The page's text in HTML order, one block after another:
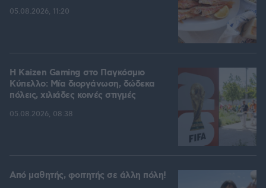
05.08.2026, 11:20
H Kaizen Gaming στο Παγκόσμιο
Kύπελλο: Μία διοργάνωση, δώδεκα
πόλεις, χιλιάδες κοινές στιγμές
05.08.2026, 08:38
Από μαθητής, φοιτητής σε άλλη πόλη!